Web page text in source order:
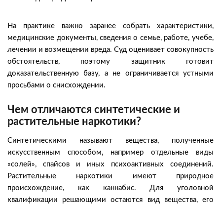
На практике важно заранее собрать характеристики,
медицинские документы, сведения о семье, работе, учебе,
лечении и возмещении вреда. Суд оценивает совокупность
обстоятельств, поэтому защитник готовит
доказательственную базу, а не ограничивается устными
просьбами о снисхождении.
Чем отличаются синтетические и
растительные наркотики?
Синтетическими называют вещества, полученные
искусственным способом, например отдельные виды
«солей», спайсов и иных психоактивных соединений.
Растительные наркотики имеют природное
происхождение, как каннабис. Для уголовной
квалификации решающими остаются вид вещества, его